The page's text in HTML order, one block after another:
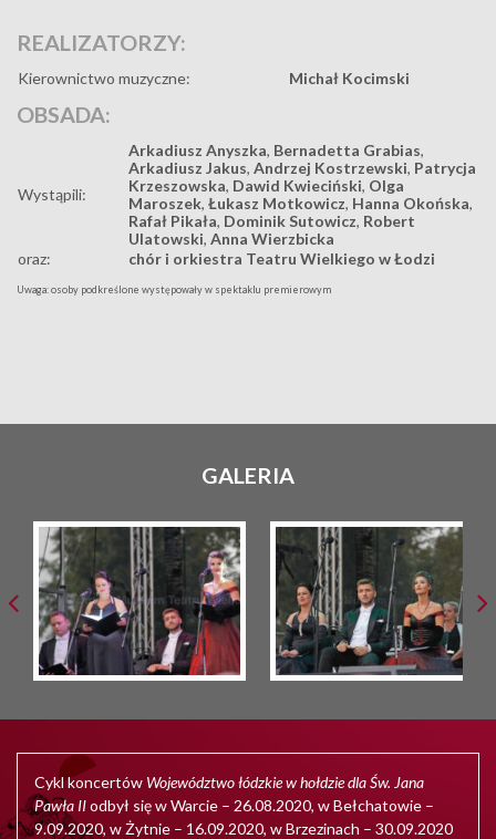
REALIZATORZY:
Kierownictwo muzyczne: Michał Kocimski
OBSADA:
Wystąpili:
Arkadiusz Anyszka, Bernadetta Grabias,
Arkadiusz Jakus, Andrzej Kostrzewski, Patrycja
Krzeszowska, Dawid Kwieciński, Olga
Maroszek, Łukasz Motkowicz, Hanna Okońska,
Rafał Pikała, Dominik Sutowicz, Robert
Ulatowski, Anna Wierzbicka
oraz:
chór i orkiestra Teatru Wielkiego w Łodzi
Uwaga: osoby podkreślone występowały w spektaklu premierowym
GALERIA
Cykl koncertów Województwo łódzkie w hołdzie dla Św. Jana
Pawła IIodbył się w Warcie – 26.08.2020, w Bełchatowie –
9.09.2020, w Żytnie – 16.09.2020, w Brzezinach – 30.09.2020